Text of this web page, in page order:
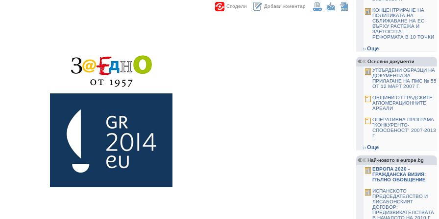
Сподели Добави коментар
КОНЦЕНТРИРАНЕ НА
ПОЛИТИКАТА НА
СБЛИЖАВАНЕ НА ЕС
ВЪРХУ РАСТЕЖА И
ЗАЕТОСТТА —
РЕФОРМАТА В 10 ТОЧКИ
Още
Основни документи
УТВЪРДЕНИ ОБРАЗЦИ НА
ДОКУМЕНТИ ЗА
ПРИЛАГАНЕ НА ПМС № 55
ОТ 12 МАРТ 2007 Г.
ОБЩИНИ ОТ ГРАДСКИТЕ
АГЛОМЕРАЦИОННИТЕ
АРЕАЛИ
ОПЕРАТИВНА ПРОГРАМА
"КОНКУРЕНТО-
СПОСОБНОСТ" 2007-2013
Г.
Още
Най-новото в europe.bg
ЕВРОПА 2020 -
ГРАЖДАНСКА ВИЗИЯ:
ПЪЛНО ОБОБЩЕНИЕ
ИСПАНСКОТО
ПРЕДСЕДАТЕЛСТВО И
ЛИСАБОНСКИЯТ
ДОГОВОР:
ПРЕДИЗВИКАТЕЛСТВАТА
В НАЧАЛОТО НА 2010 Г.